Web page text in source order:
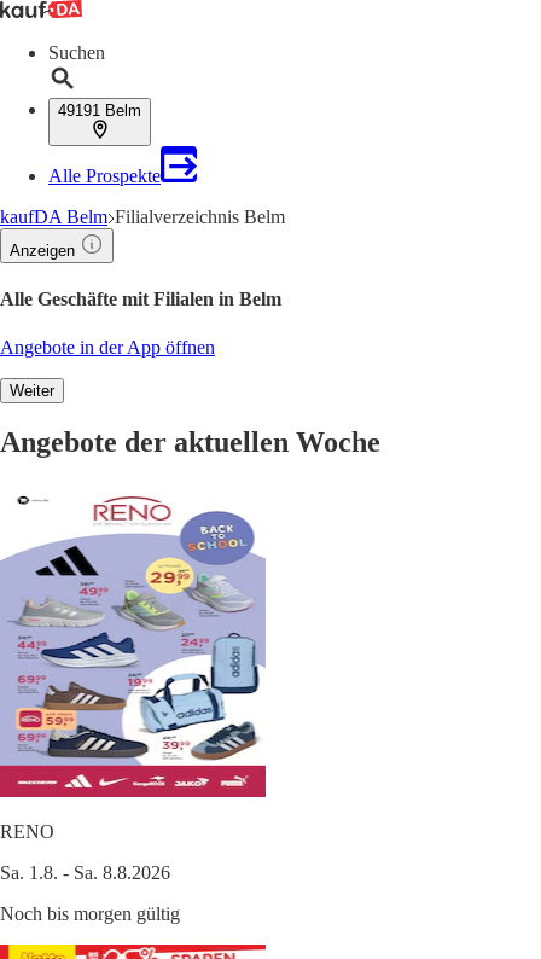
Suchen
49191 Belm
Alle Prospekte
kaufDA Belm Filialverzeichnis Belm
Anzeigen
Alle Geschäfte mit Filialen in Belm
Angebote in der App öffnen
Weiter
Angebote der aktuellen Woche
RENO
Sa. 1.8. - Sa. 8.8.2026
Noch bis morgen gültig